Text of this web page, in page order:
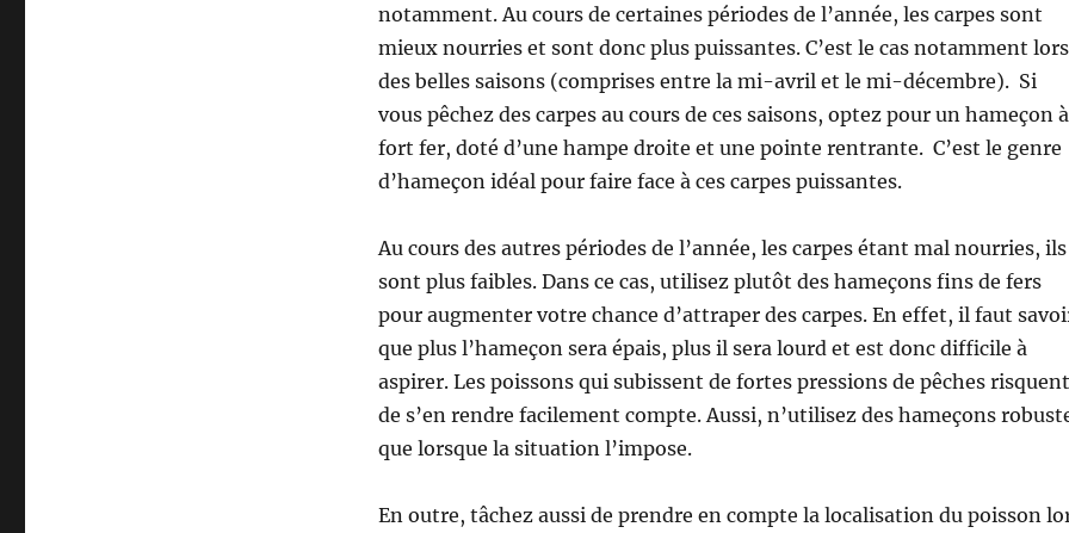
notamment. Au cours de certaines périodes de l’année, les carpes sont
mieux nourries et sont donc plus puissantes. C’est le cas notamment lors
des belles saisons (comprises entre la mi-avril et le mi-décembre). Si
vous pêchez des carpes au cours de ces saisons, optez pour un hameçon à
fort fer, doté d’une hampe droite et une pointe rentrante. C’est le genre
d’hameçon idéal pour faire face à ces carpes puissantes.
Au cours des autres périodes de l’année, les carpes étant mal nourries, ils
sont plus faibles. Dans ce cas, utilisez plutôt des hameçons fins de fers
pour augmenter votre chance d’attraper des carpes. En effet, il faut
que plus l’hameçon sera épais, plus il sera lourd et est donc difficile à
aspirer. Les poissons qui subissent de fortes pressions de pêches risquent
de s’en rendre facilement compte. Aussi, n’utilisez des hameçons
que lorsque la situation l’impose.
En outre, tâchez aussi de prendre en compte la localisation du poisson